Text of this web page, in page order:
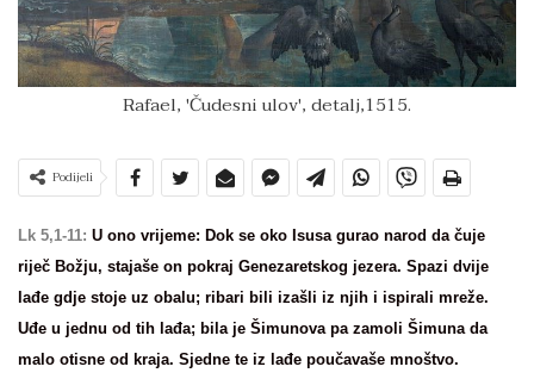
Rafael, 'Čudesni ulov', detalj,1515.
Podijeli
Lk 5,1-11: U ono vrijeme: Dok se oko Isusa gurao narod da čuje
riječ Božju, stajaše on pokraj Genezaretskog jezera. Spazi dvije
lađe gdje stoje uz obalu; ribari bili izašli iz njih i ispirali mreže.
Uđe u jednu od tih lađa; bila je Šimunova pa zamoli Šimuna da
malo otisne od kraja. Sjedne te iz lađe poučavaše mnoštvo.